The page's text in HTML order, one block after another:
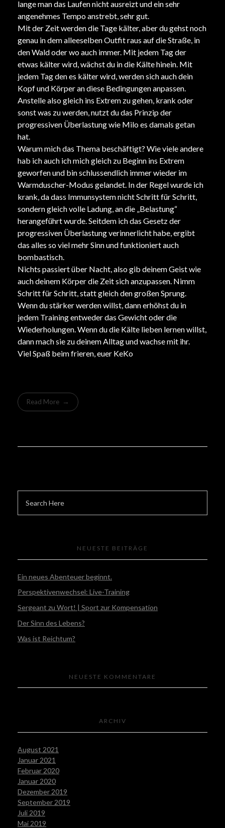
lange man das Laufen nicht ausreizt und ein sehr
angenehmes Tempo anstrebt, sehr gut.
Mit der Zeit werden die Tage kälter, aber du gehst noch
genau in dem alleeselben Outfit raus auf die Straße, in
den Wald oder wo auch immer. Mit jedem Tag der
etwas kälter wird, wächst du in die Kälte hinein. Mit
jedem Tag den es kälter wird, werden sich auch dein
Kopf und Körper an diese Bedingungen anpassen.
Anstelle also gleich ins Extrem zu gehen, krank oder
sonst was zu werden, nutzt du das Prinzip der
progressiven Überlastung wie Milo es damals getan
hat.
Warum mich das Thema beschäftigt? Wie viele andere
hab ich auch ich mich gleich zu Beginn ins Extrem
geworfen und bin schlussendlich immer wieder im
Warmduscher-Modus gelandet. In der Regel wurde ich
krank, da dass Immunsystem nicht Schritt für Schritt,
sondern gleich volle Ladung, an die „Belastung“
herangeführt wurde. Seitdem ich das Gesetz der
progressiven Überlastung verinnerlicht habe, ergibt
das alles so viel mehr Sinn und funktioniert auch
bombastisch.
Nichts passiert über Nacht, also gib deinem Geist wie
auch deinem Körper die Zeit sich anzupassen. Nimm
Schritt für Schritt, statt gleich den großen Sprung.
Wenn du stärker werden willst, dann erhöhst du in
jedem Training entweder das Gewicht oder die
Wiederholungen. Wenn du die Kälte lieben lernen willst,
dann mach sie zu deinem Alltag und wachse mit ihr.
Viel Spaß beim frieren, euer KeKo
Read More
NEUESTE BEITRÄGE
Ein neues Abenteuer beginnt.
Perspektivenwechsel: Live-Training
Sergeant zu Wort! | Sport zur Kompensation
Der Sinn des Lebens?
Was ist Reichtum?
NEUESTE KOMMENTARE
ARCHIV
August 2021
Januar 2021
Februar 2020
Januar 2020
Dezember 2019
September 2019
Juli 2019
Mai 2019